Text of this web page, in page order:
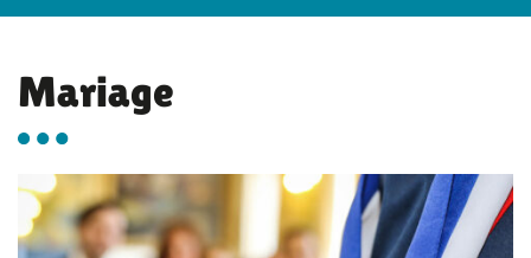
Mariage